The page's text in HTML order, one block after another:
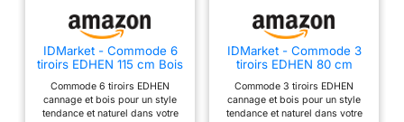
IDMarket - Commode 6
tiroirs EDHEN 115 cm Bois
Commode 6 tiroirs EDHEN
cannage et bois pour un style
tendance et naturel dans votre
IDMarket - Commode 3
tiroirs EDHEN 80 cm
Commode 3 tiroirs EDHEN
cannage et bois pour un style
tendance et naturel dans votre